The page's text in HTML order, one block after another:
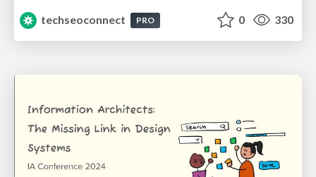
techseoconnect
PRO 0 330